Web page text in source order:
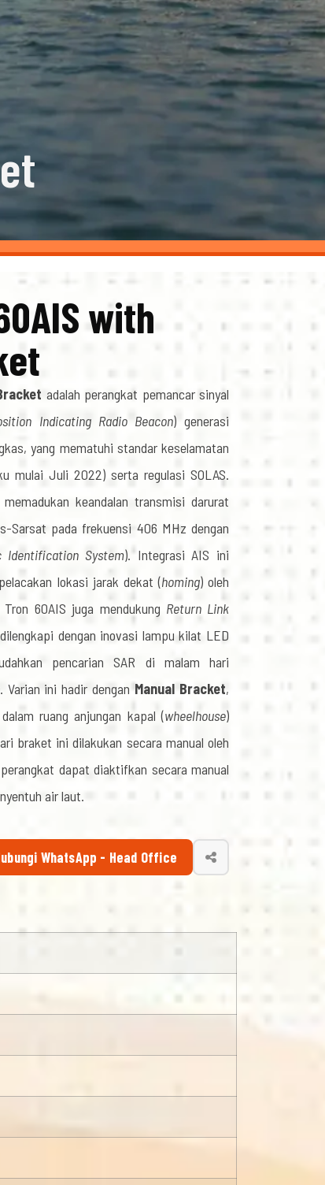
with
adalah perangkat pemancar sinyal
Indicating Radio Beacon) generasi
yang mematuhi standar keselamatan
mulai Juli 2022) serta regulasi SOLAS.
keandalan transmisi darurat
Sarsat pada frekuensi 406 MHz dengan
Identification System). Integrasi AIS ini
lokasi jarak dekat (homing) oleh
60AIS juga mendukung Return Link
dengan inovasi lampu kilat LED
pencarian SAR di malam hari
. Varian ini hadir denganManual Bracket,
ruang anjungan kapal (wheelhouse)
braket ini dilakukan secara manual oleh
dapat diaktifkan secara manual
air laut.
WhatsApp - Head Office